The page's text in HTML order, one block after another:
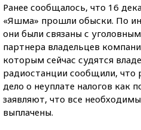
Ранее сообщалось, что 16
«Яшма» прошли обыски. По
они были связаны с
партнера владельцев
которым сейчас судятся
радиостанции сообщили, что
дело о неуплате налогов как
заявляют, что все
выплачены.